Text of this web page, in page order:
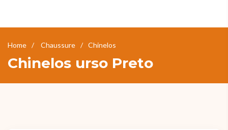
Home Chaussure Chinelos
Chinelos urso Preto